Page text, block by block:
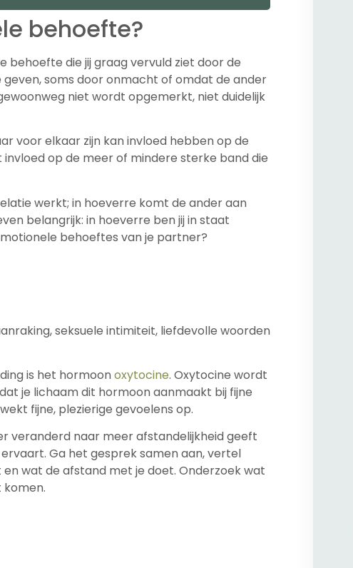
behoefte?
behoefte die jij graag vervuld ziet door de
soms door onmacht of omdat de ander
niet wordt opgemerkt, niet duidelijk
voor elkaar zijn kan invloed hebben op de
op de meer of mindere sterke band die
werkt; in hoeverre komt de ander aan
belangrijk: in hoeverre ben jij in staat
behoeftes van je partner?
seksuele intimiteit, liefdevolle woorden
is het hormoonoxytocine. Oxytocine wordt
je lichaam dit hormoon aanmaakt bij fijne
fijne, plezierige gevoelens op.
veranderd naar meer afstandelijkheid geeft
Ga het gesprek samen aan, vertel
wat de afstand met je doet. Onderzoek wat
komen.